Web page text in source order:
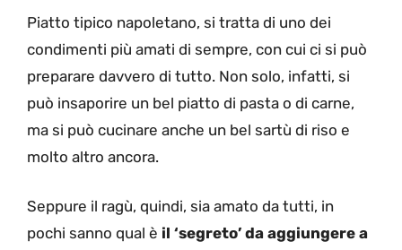
Piatto tipico napoletano, si tratta di uno dei
condimenti più amati di sempre, con cui ci si può
preparare davvero di tutto. Non solo, infatti, si
può insaporire un bel piatto di pasta o di carne,
ma si può cucinare anche un bel sartù di riso e
molto altro ancora.
Seppure il ragù, quindi, sia amato da tutti, in
pochi sanno qual è il ‘segreto’ da aggiungere a